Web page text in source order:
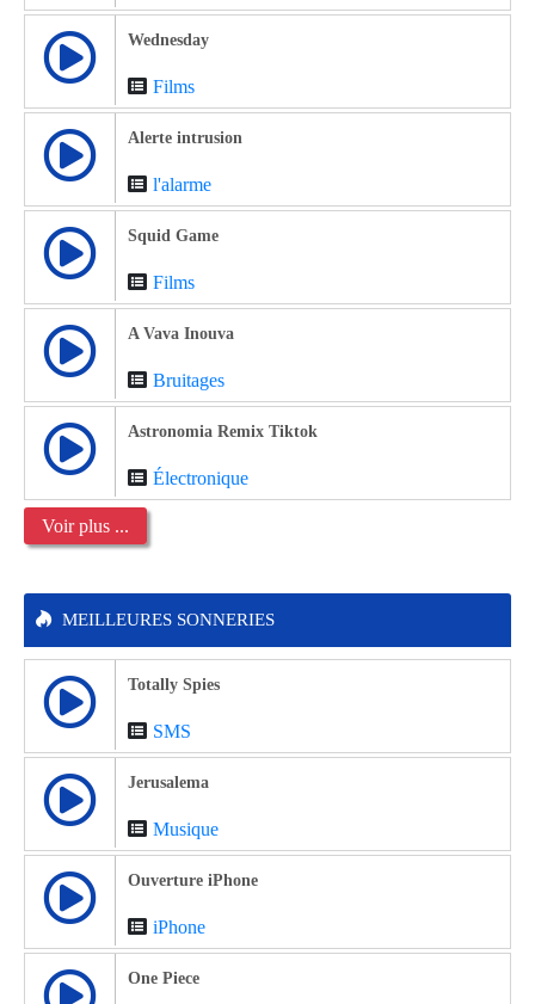
Wednesday
Films
Alerte intrusion
l'alarme
Squid Game
Films
A Vava Inouva
Bruitages
Astronomia Remix Tiktok
Électronique
Voir plus ...
MEILLEURES SONNERIES
Totally Spies
SMS
Jerusalema
Musique
Ouverture iPhone
iPhone
One Piece